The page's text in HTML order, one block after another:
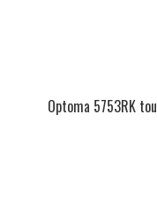
Optoma 5753RK